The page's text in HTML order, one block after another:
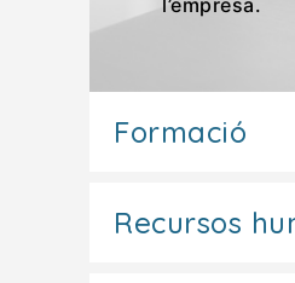
l’empresa.
Formació
Recursos